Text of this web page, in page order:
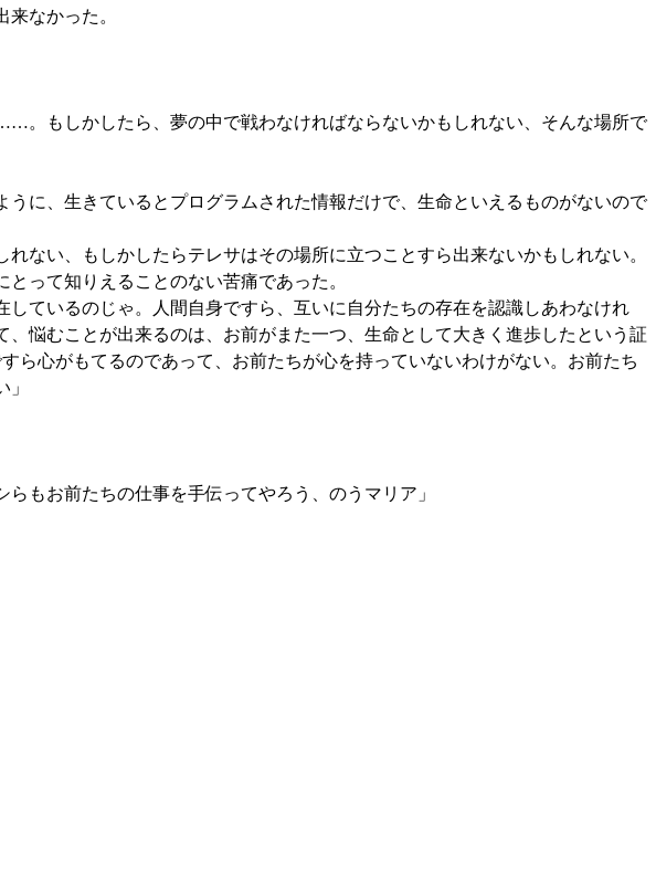
なかった。
もしかしたら、夢の中で戦わなければならないかもしれない、そんな場所で
に、生きているとプログラムされた情報だけで、生命といえるものがないので
ない、もしかしたらテレサはその場所に立つことすら出来ないかもしれない。
って知りえることのない苦痛であった。
ているのじゃ。人間自身ですら、互いに自分たちの存在を認識しあわなけれ
悩むことが出来るのは、お前がまた一つ、生命として大きく進歩したという証
ら心がもてるのであって、お前たちが心を持っていないわけがない。お前たち
もお前たちの仕事を手伝ってやろう、のうマリア」